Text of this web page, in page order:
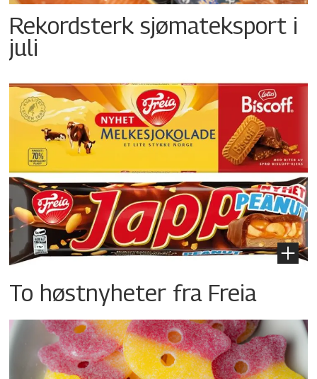
Rekordsterk sjømateksport i
juli
To høstnyheter fra Freia